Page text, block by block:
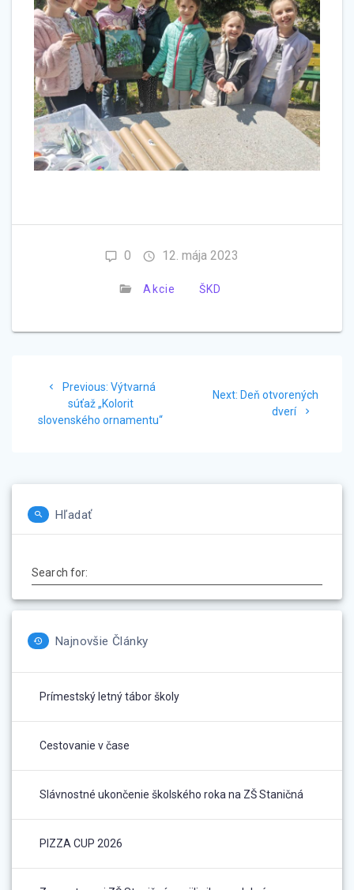
0 12. mája 2023
Akcie ŠKD
Previous: Previous
post:
Výtvarná
súťaž „Kolorit
slovenského ornamentu“
Next: Next
Deň otvorených
dverí
Hľadať
Search for:
Najnovšie Články
Prímestský letný tábor školy
Cestovanie v čase
Slávnostné ukončenie školského roka na ZŠ Staničná
PIZZA CUP 2026